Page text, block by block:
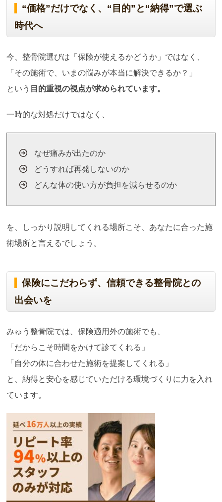
“価格”だけでなく、“目的”と“納得”で選ぶ
時代へ
今、整骨院選びは「保険が使えるかどうか」ではなく、
「その施術で、いまの悩みが本当に解決できるか？」
という 目的重視の視点が求められています。
一時的な対処だけではなく、
なぜ痛みが出たのか
どうすれば再発しないのか
どんな体の使い方が負担を減らせるのか
を、しっかり説明してくれる場所こそ、あなたに合った施
術場所と言えるでしょう。
保険にこだわらず、信頼できる整骨院との
出会いを
みゅう整骨院では、保険適用外の施術でも、
「だからこそ時間をかけて診てくれる」
「自分の体に合わせた施術を提案してくれる」
と、納得と安心を感じていただける環境づくりに力を入れ
ています。